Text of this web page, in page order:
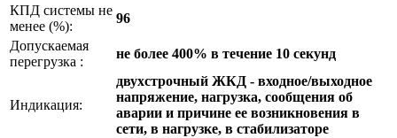
КПД системы не
менее (%):
96
Допускаемая
перегрузка :
не более 400% в течение 10 секунд
Индикация:
двухстрочный ЖКД - входное/выходное
напряжение, нагрузка, сообщения об
аварии и причине ее возникновения в
сети, в нагрузке, в стабилизаторе